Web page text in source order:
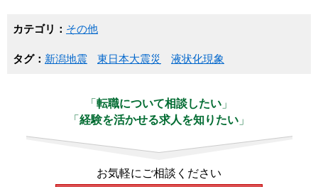
カテゴリ： その他
タグ： 新潟地震 東日本大震災 液状化現象
「 転職について相談したい 」
「 経験を活かせる求人を知りたい 」
お気軽にご相談ください